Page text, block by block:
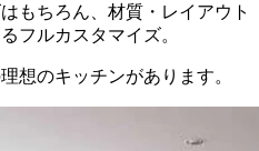
もちろん、材質・レイアウト
フルカスタマイズ。
想のキッチンがあります。